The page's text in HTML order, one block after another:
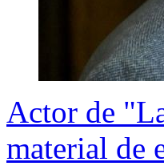
Actor de
material de